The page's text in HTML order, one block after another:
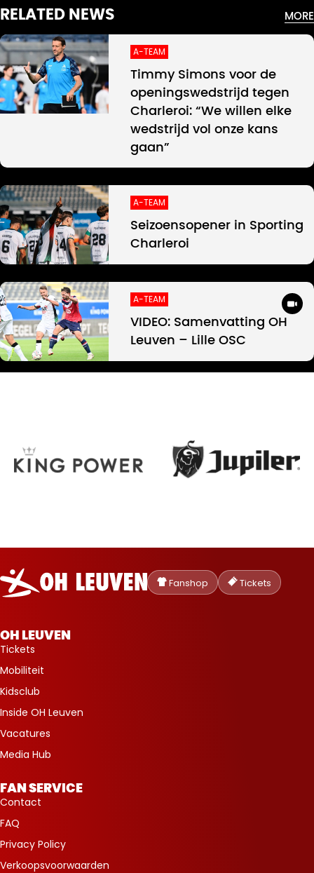
RELATED NEWS MORE
A-TEAM
Timmy Simons voor de
openingswedstrijd tegen
Charleroi: “We willen elke
wedstrijd vol onze kans
gaan”
A-TEAM
Seizoensopener in Sporting
Charleroi
A-TEAM
VIDEO: Samenvatting OH
Leuven – Lille OSC
Oud-
Heverlee
Leuven
Fanshop Tickets
OH LEUVEN
Tickets
Mobiliteit
Kidsclub
Inside OH Leuven
Vacatures
Media Hub
FAN SERVICE
Contact
FAQ
Privacy Policy
Verkoopsvoorwaarden